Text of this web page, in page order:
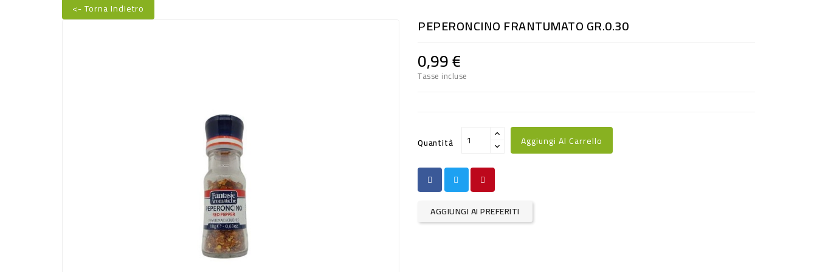
<- Torna Indietro
PEPERONCINO FRANTUMATO GR.0.30
0,99 €
Tasse incluse
Quantità Aggiungi Al Carrello
AGGIUNGI AI PREFERITI